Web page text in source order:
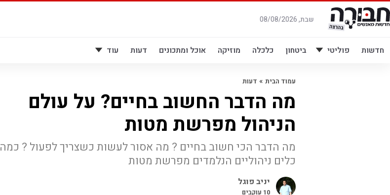
דלג
לתוכן
שבת, 08/08/2026
חדשות פוליטי ביטחון כלכלה מוזיקה אוכל ומתכונים דעות עוד
עמוד הבית » דעות
מה הדבר החשוב בחיים? על עולם
הניהול מפרשת מטות
מה הדבר הכי חשוב בחיים ? מה אסור לעשות כשצריך לפעול ? כמה
כלים ניהוליים הנלמדים מפרשת מטות
יניב פוגל
10 עוקבים